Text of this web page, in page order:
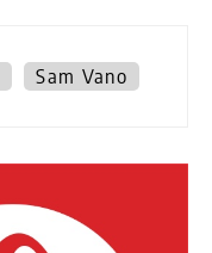
Sam Vano